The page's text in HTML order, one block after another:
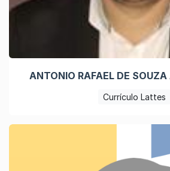
ANTONIO RAFAEL DE
Currículo Lattes